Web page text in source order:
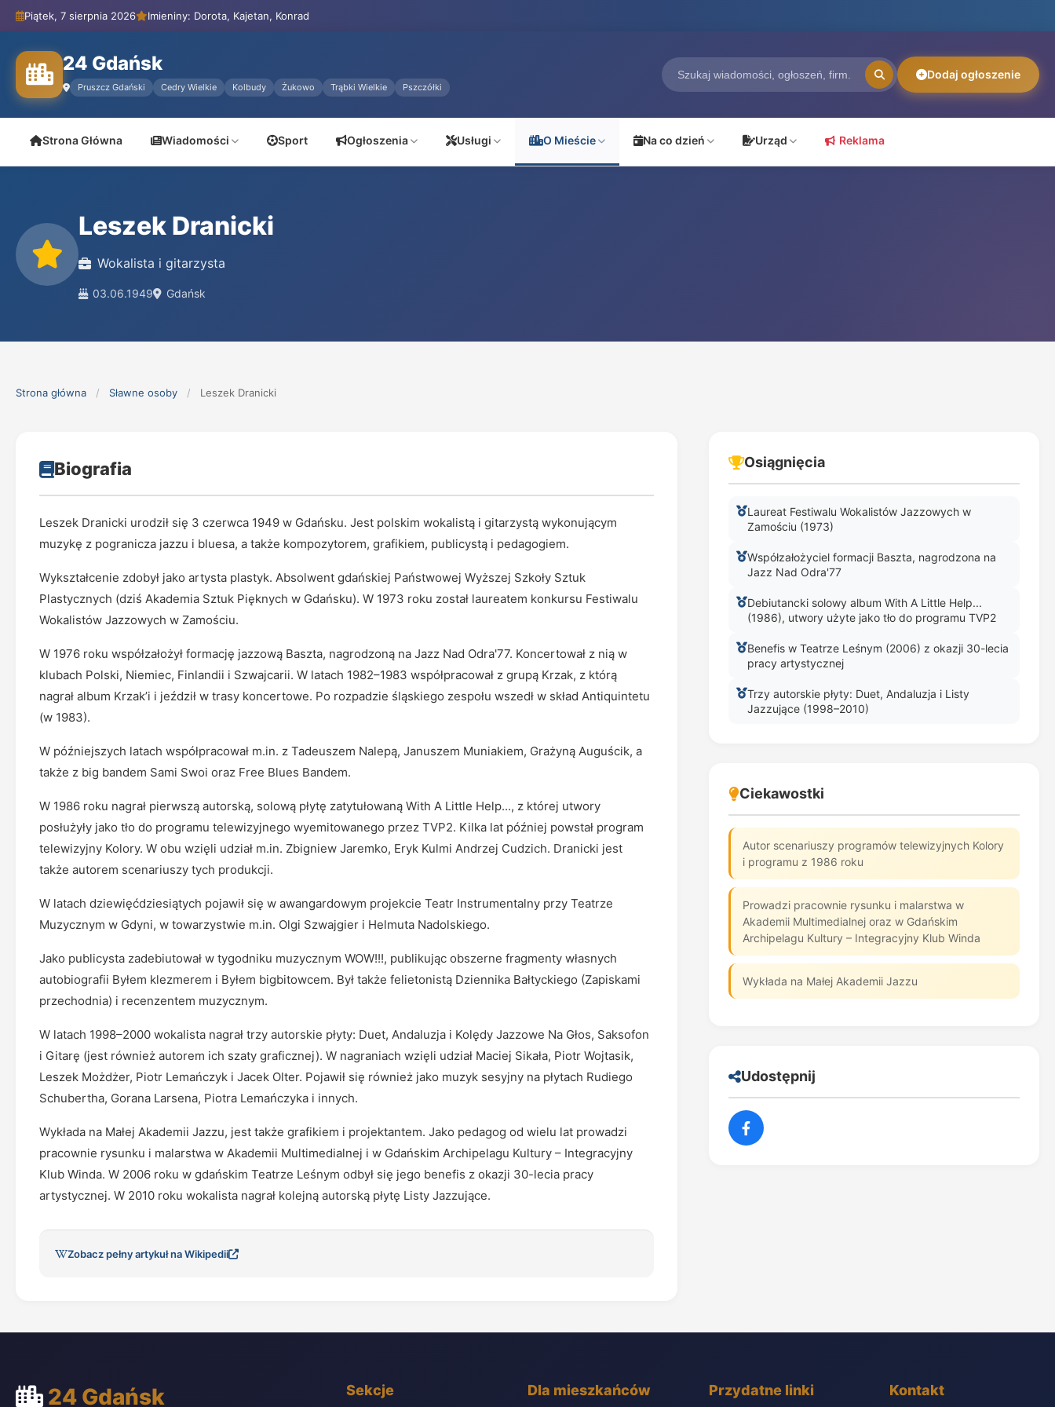
Piątek, 7 sierpnia 2026 Imieniny: Dorota, Kajetan, Konrad
24 Gdańsk
Pruszcz Gdański Cedry Wielkie Kolbudy Żukowo Trąbki Wielkie Pszczółki
Dodaj ogłoszenie
Strona Główna Wiadomości Sport Ogłoszenia Usługi O Mieście Na co dzień Urząd Reklama
Leszek Dranicki
Wokalista i gitarzysta
03.06.1949 Gdańsk
Strona główna / Sławne osoby / Leszek Dranicki
Biografia
Leszek Dranicki urodził się 3 czerwca 1949 w Gdańsku. Jest polskim wokalistą i gitarzystą wykonującym
muzykę z pogranicza jazzu i bluesa, a także kompozytorem, grafikiem, publicystą i pedagogiem.
Wykształcenie zdobył jako artysta plastyk. Absolwent gdańskiej Państwowej Wyższej Szkoły Sztuk
Plastycznych (dziś Akademia Sztuk Pięknych w Gdańsku). W 1973 roku został laureatem konkursu Festiwalu
Wokalistów Jazzowych w Zamościu.
W 1976 roku współzałożył formację jazzową Baszta, nagrodzoną na Jazz Nad Odra'77. Koncertował z nią w
klubach Polski, Niemiec, Finlandii i Szwajcarii. W latach 1982–1983 współpracował z grupą Krzak, z którą
nagrał album Krzak’i i jeździł w trasy koncertowe. Po rozpadzie śląskiego zespołu wszedł w skład Antiquintetu
(w 1983).
W późniejszych latach współpracował m.in. z Tadeuszem Nalepą, Januszem Muniakiem, Grażyną Auguścik, a
także z big bandem Sami Swoi oraz Free Blues Bandem.
W 1986 roku nagrał pierwszą autorską, solową płytę zatytułowaną With A Little Help..., z której utwory
posłużyły jako tło do programu telewizyjnego wyemitowanego przez TVP2. Kilka lat później powstał program
telewizyjny Kolory. W obu wzięli udział m.in. Zbigniew Jaremko, Eryk Kulmi Andrzej Cudzich. Dranicki jest
także autorem scenariuszy tych produkcji.
W latach dziewięćdziesiątych pojawił się w awangardowym projekcie Teatr Instrumentalny przy Teatrze
Muzycznym w Gdyni, w towarzystwie m.in. Olgi Szwajgier i Helmuta Nadolskiego.
Jako publicysta zadebiutował w tygodniku muzycznym WOW!!!, publikując obszerne fragmenty własnych
autobiografii Byłem klezmerem i Byłem bigbitowcem. Był także felietonistą Dziennika Bałtyckiego (Zapiskami
przechodnia) i recenzentem muzycznym.
W latach 1998–2000 wokalista nagrał trzy autorskie płyty: Duet, Andaluzja i Kolędy Jazzowe Na Głos, Saksofon
i Gitarę (jest również autorem ich szaty graficznej). W nagraniach wzięli udział Maciej Sikała, Piotr Wojtasik,
Leszek Możdżer, Piotr Lemańczyk i Jacek Olter. Pojawił się również jako muzyk sesyjny na płytach Rudiego
Schubertha, Gorana Larsena, Piotra Lemańczyka i innych.
Wykłada na Małej Akademii Jazzu, jest także grafikiem i projektantem. Jako pedagog od wielu lat prowadzi
pracownie rysunku i malarstwa w Akademii Multimedialnej i w Gdańskim Archipelagu Kultury – Integracyjny
Klub Winda. W 2006 roku w gdańskim Teatrze Leśnym odbył się jego benefis z okazji 30-lecia pracy
artystycznej. W 2010 roku wokalista nagrał kolejną autorską płytę Listy Jazzujące.
Zobacz pełny artykuł na Wikipedii
Osiągnięcia
Laureat Festiwalu Wokalistów Jazzowych w
Zamościu (1973)
Współzałożyciel formacji Baszta, nagrodzona na
Jazz Nad Odra'77
Debiutancki solowy album With A Little Help...
(1986), utwory użyte jako tło do programu TVP2
Benefis w Teatrze Leśnym (2006) z okazji 30-lecia
pracy artystycznej
Trzy autorskie płyty: Duet, Andaluzja i Listy
Jazzujące (1998–2010)
Ciekawostki
Autor scenariuszy programów telewizyjnych Kolory
i programu z 1986 roku
Prowadzi pracownie rysunku i malarstwa w
Akademii Multimedialnej oraz w Gdańskim
Archipelagu Kultury – Integracyjny Klub Winda
Wykłada na Małej Akademii Jazzu
Udostępnij
24 Gdańsk Sekcje Dla mieszkańców Przydatne linki Kontakt